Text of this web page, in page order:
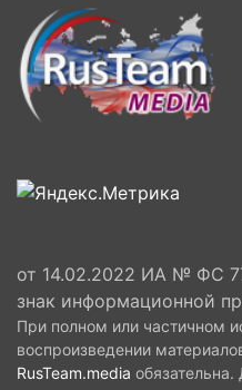
от 14.02.2022 ИА № ФС
знак информационной
При полном или частичном
воспроизведении
RusTeam.media обязательна.